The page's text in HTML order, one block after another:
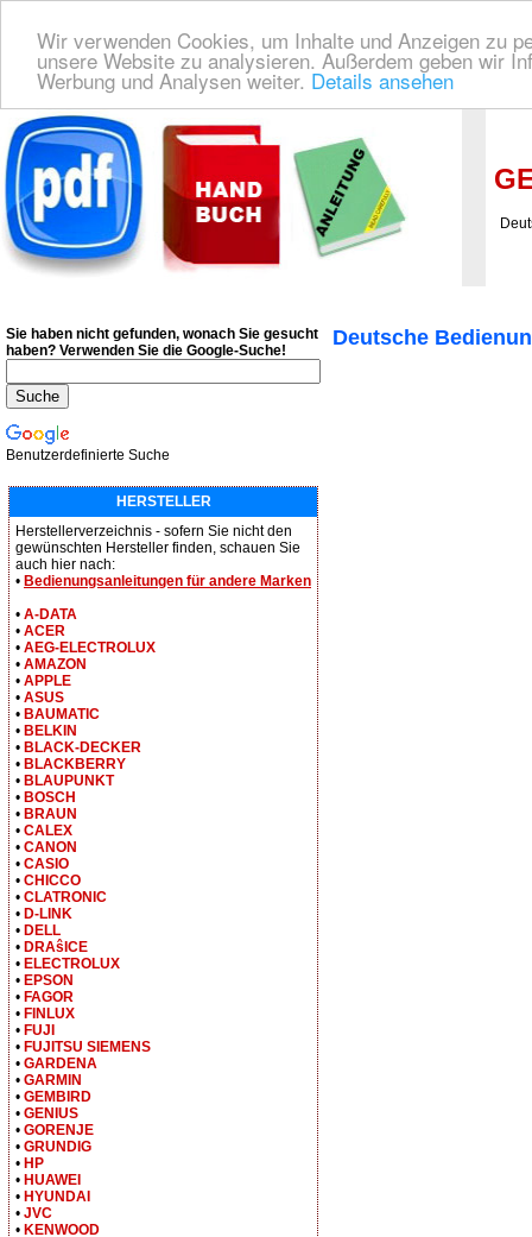
Wir verwenden Cookies, um Inhalte und Anzeigen zu
unsere Website zu analysieren. Außerdem geben wir
Werbung und Analysen weiter. Details ansehen
Deutsche Bedienungsanleitung Downloaden | Wir finden für Sie das
Deutsche
Sie haben nicht gefunden, wonach Sie gesucht
haben? Verwenden Sie die Google-Suche!
Benutzerdefinierte Suche
HERSTELLER
Herstellerverzeichnis - sofern Sie nicht den
gewünschten Hersteller finden, schauen Sie
auch hier nach:
• Bedienungsanleitungen für andere Marken
• A-DATA
• ACER
• AEG-ELECTROLUX
• AMAZON
• APPLE
• ASUS
• BAUMATIC
• BELKIN
• BLACK-DECKER
• BLACKBERRY
• BLAUPUNKT
• BOSCH
• BRAUN
• CALEX
• CANON
• CASIO
• CHICCO
• CLATRONIC
• D-LINK
• DELL
• DRAŝICE
• ELECTROLUX
• EPSON
• FAGOR
• FINLUX
• FUJI
• FUJITSU SIEMENS
• GARDENA
• GARMIN
• GEMBIRD
• GENIUS
• GORENJE
• GRUNDIG
• HP
• HUAWEI
• HYUNDAI
• JVC
• KENWOOD